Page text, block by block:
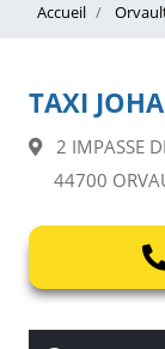
Accueil
TAXI
2 IMPASSE
44700